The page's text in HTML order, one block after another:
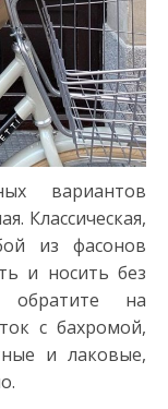
вариантов
Классическая,
из фасонов
и носить без
обратите на
с бахромой,
и лаковые,